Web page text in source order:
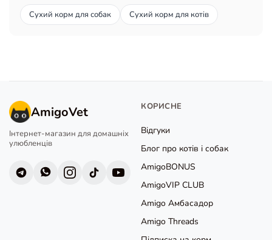
Сухий корм для собак Сухий корм для котів
AmigoVet
Інтернет-магазин для домашніх
улюбленців
КОРИСНЕ
Відгуки
Блог про котів і собак
AmigoBONUS
AmigoVIP CLUB
Amigo Амбасадор
Amigo Threads